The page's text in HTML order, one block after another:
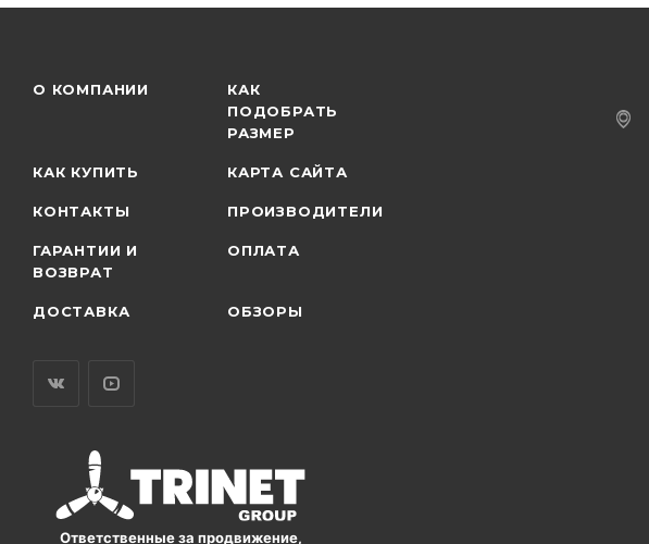
О КОМПАНИИ
КАК
ПОДОБРАТЬ
РАЗМЕР
КАК КУПИТЬ КАРТА САЙТА
КОНТАКТЫ ПРОИЗВОДИТЕЛИ
ГАРАНТИИ И
ВОЗВРАТ
ОПЛАТА
ДОСТАВКА ОБЗОРЫ
Ответственные за продвижение,